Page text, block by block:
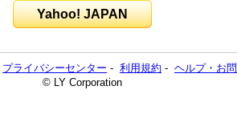
Yahoo! JAPAN
プライバシーセンター - 利用規約 - ヘルプ・お
© LY Corporation